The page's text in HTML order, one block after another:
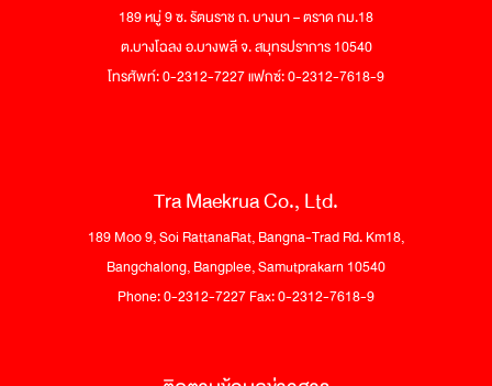
189 หมู่ 9 ซ. รัตนราช ถ. บางนา – ตราด กม.18
ต.บางโฉลง อ.บางพลี จ. สมุทรปราการ 10540
โทรศัพท์: 0-2312-7227 แฟกซ์: 0-2312-7618-9
Tra Maekrua Co., Ltd.
189 Moo 9, Soi RattanaRat, Bangna-Trad Rd. Km18,
Bangchalong, Bangplee, Samutprakarn 10540
Phone: 0-2312-7227 Fax: 0-2312-7618-9